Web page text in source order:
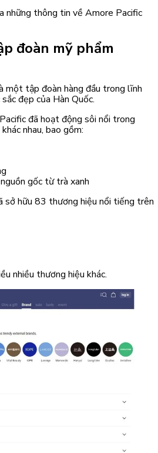
những thông tin về Amore Pacific
đoàn mỹ phẩm
một tập đoàn hàng đầu trong lĩnh
đẹp của Hàn Quốc.
đã hoạt động sôi nổi trong
nhau, bao gồm:
gốc từ trà xanh
sở hữu 83 thương hiệu nổi tiếng trên
nhiều thương hiệu khác.